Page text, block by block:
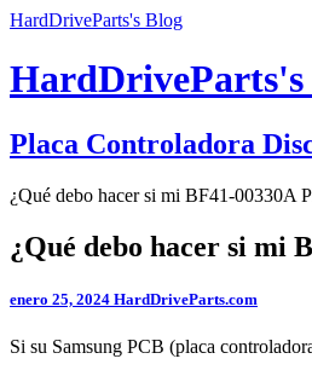
HardDriveParts's Blog
HardDriveParts's
Placa Controladora
¿Qué debo hacer si mi BF41-00330A
¿Qué debo hacer si mi
enero 25, 2024 HardDriveParts.com
Si su Samsung PCB (placa